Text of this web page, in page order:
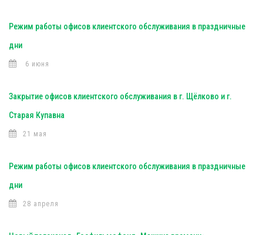
Режим работы офисов клиентского обслуживания в праздничные
дни
6 июня
Закрытие офисов клиентского обслуживания в г. Щёлково и г.
Старая Купавна
21 мая
Режим работы офисов клиентского обслуживания в праздничные
дни
28 апреля